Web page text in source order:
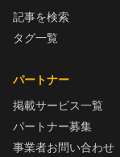
記事を検索
タグ一覧
パートナー
掲載サービス一覧
パートナー募集
事業者お問い合わせ